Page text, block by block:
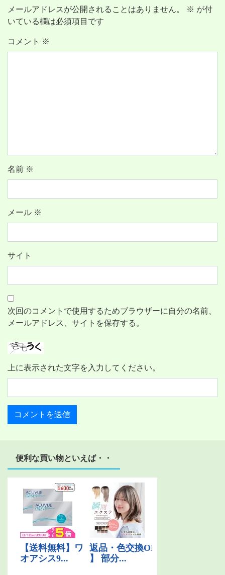
メールアドレスが公開されることはありません。 ※ が付
いている欄は必須項目です
コメント ※
名前 ※
メール ※
サイト
次回のコメントで使用するためブラウザーに自分の名前、
メールアドレス、サイトを保存する。
上に表示された文字を入力してください。
便利な買い物といえば・・